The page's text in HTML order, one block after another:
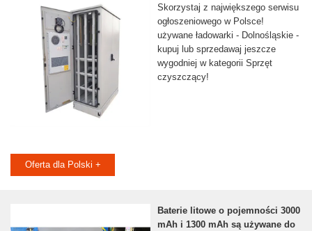
Skorzystaj z największego serwisu
ogłoszeniowego w Polsce!
używane ładowarki - Dolnośląskie -
kupuj lub sprzedawaj jeszcze
wygodniej w kategorii Sprzęt
czyszczący!
Oferta dla Polski +
Baterie litowe o pojemności 3000
mAh i 1300 mAh są używane do